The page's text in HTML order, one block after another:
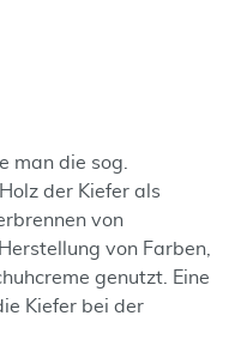
man die sog.
der Kiefer als
von
von Farben,
genutzt. Eine
Kiefer bei der